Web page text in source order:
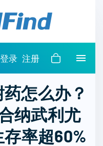
登录 注册
怎么办？
纳武利尤
率超60%